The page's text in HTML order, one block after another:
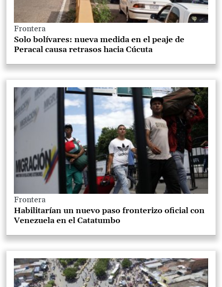
Frontera
Solo bolívares: nueva medida en el peaje de
Peracal causa retrasos hacia Cúcuta
Frontera
Habilitarían un nuevo paso fronterizo oficial con
Venezuela en el Catatumbo